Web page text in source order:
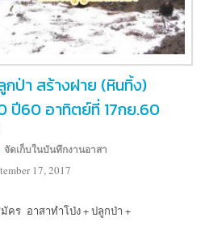
ป่า สร้างฝาย (หินทิ้ง)
ปี60 อาทิตย์ที่ 17กย.60
จัดเก็บในบันทึกงานอาสา
17, 2017
ร อาสาทำโป่ง + ปลูกป่า +